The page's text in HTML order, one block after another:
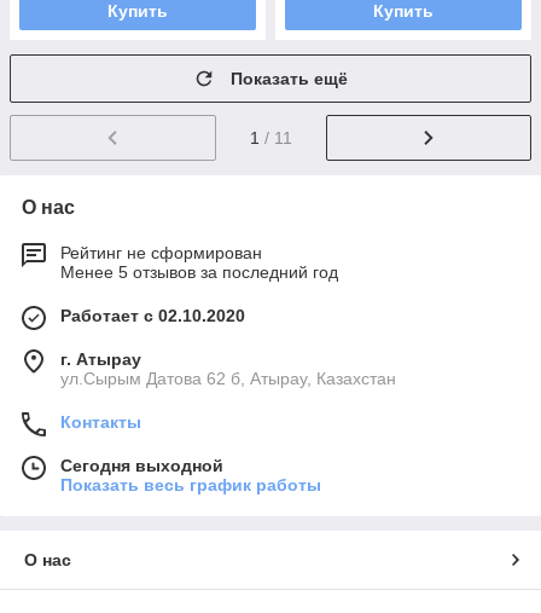
Купить Купить
Показать ещё
1 / 11
О нас
Рейтинг не сформирован
Менее 5 отзывов за последний год
Работает с 02.10.2020
г. Атырау
ул.Сырым Датова 62 б, Атырау, Казахстан
Контакты
Сегодня выходной
Показать весь график работы
О нас